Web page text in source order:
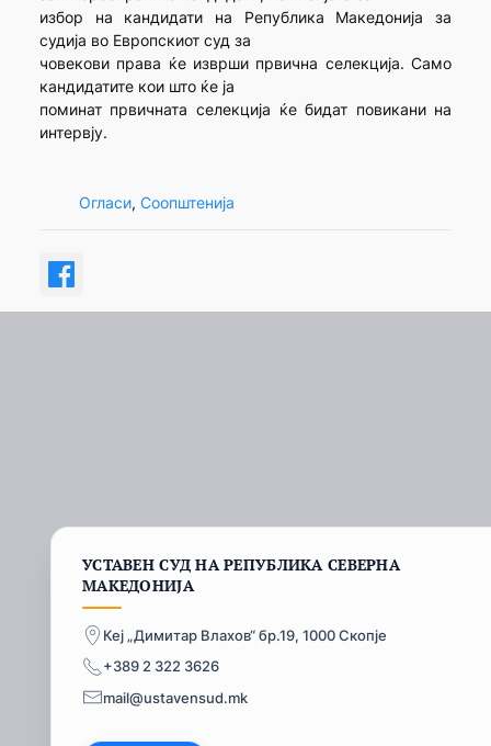
избор на кандидати на Република Македонија за
судија во Европскиот суд за
човекови права ќе изврши првична селекција. Само
кандидатите кои што ќе ја
поминат првичната селекција ќе бидат повикани на
интервју.
Огласи, Соопштенија
УСТАВЕН СУД НА РЕПУБЛИКА СЕВЕРНА
МАКЕДОНИЈА
Кеј „Димитар Влахов“ бр.19, 1000 Скопје
+389 2 322 3626
mail@ustavensud.mk